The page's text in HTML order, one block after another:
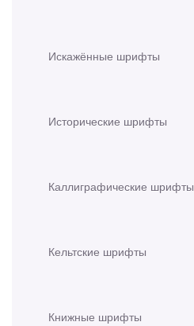
Искажённые шрифты
Исторические шрифты
Каллиграфические шрифты
Кельтские шрифты
Книжные шрифты